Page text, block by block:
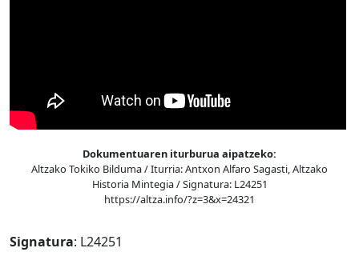
Dokumentuaren iturburua aipatzeko:
Altzako Tokiko Bilduma / Iturria: Antxon Alfaro Sagasti, Altzako
Historia Mintegia / Signatura: L24251
https://altza.info/?z=3&x=24321
Signatura: L24251